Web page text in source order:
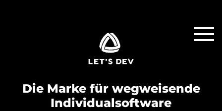
Die Marke für weg­weisende
Individual­software